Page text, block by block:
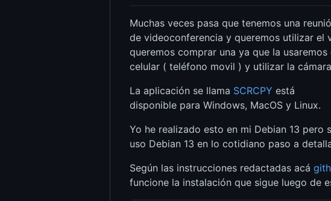
Muchas veces pasa que tenemos una
de videoconferencia y queremos utilizar el
queremos comprar una ya que la
celular ( teléfono movil ) y utilizar la
La aplicación se llama SCRCPY está
disponible para Windows, MacOS y Linux.
Yo he realizado esto en mi Debian 13
uso Debian 13 en lo cotidiano paso a
Según las instrucciones redactadas acá
funcione la instalación que sigue luego de